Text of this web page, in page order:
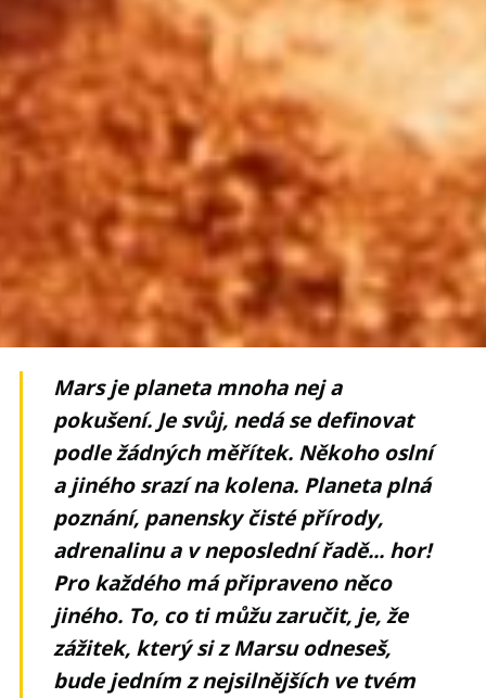
Mars je planeta mnoha nej a
pokušení. Je svůj, nedá se definovat
podle žádných měřítek. Někoho oslní
a jiného srazí na kolena. Planeta plná
poznání, panensky čisté přírody,
adrenalinu a v neposlední řadě... hor!
Pro každého má připraveno něco
jiného. To, co ti můžu zaručit, je, že
zážitek, který si z Marsu odneseš,
bude jedním z nejsilnějších ve tvém